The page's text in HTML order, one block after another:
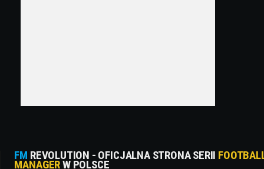
FM REVOLUTION - OFICJALNA STRONA SERII
MANAGERW POLSCE